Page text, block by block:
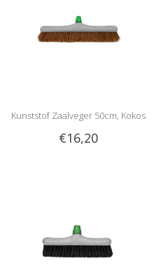
Kunststof Zaalveger 50cm, Kokos
€16,20